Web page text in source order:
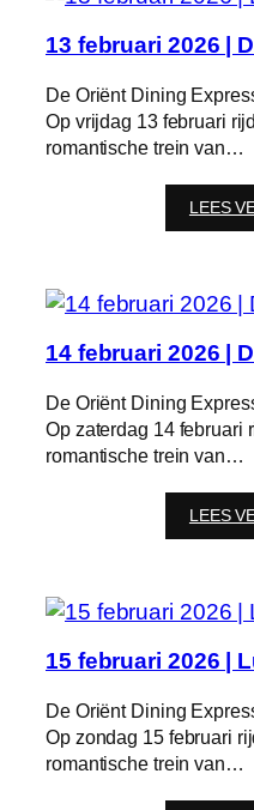
13 februari 2026 |
De Oriënt Dining
Op vrijdag 13 februari
romantische trein van…
LEES
14 februari 2026 |
De Oriënt Dining
Op zaterdag 14 februari
romantische trein van…
LEES
15 februari 2026 |
De Oriënt Dining
Op zondag 15 februari
romantische trein van…